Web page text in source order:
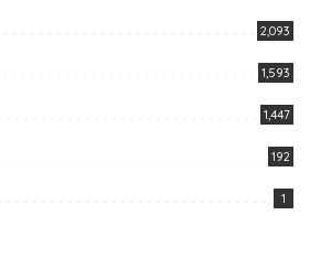
2,093
1,593
1,447
192
1